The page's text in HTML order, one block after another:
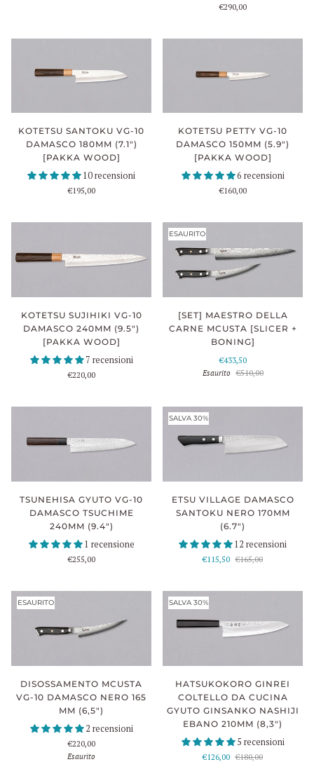
€290,00
KOTETSU SANTOKU VG-10
DAMASCO 180MM (7.1")
[PAKKA WOOD]
10 recensioni
€195,00
KOTETSU PETTY VG-10
DAMASCO 150MM (5.9")
[PAKKA WOOD]
6 recensioni
€160,00
KOTETSU SUJIHIKI VG-10
DAMASCO 240MM (9.5")
[PAKKA WOOD]
7 recensioni
€220,00
ESAURITO
[SET] MAESTRO DELLA
CARNE MCUSTA [SLICER +
BONING]
€433,50
Esaurito €510,00
TSUNEHISA GYUTO VG-10
DAMASCO TSUCHIME
240MM (9.4")
1 recensione
€255,00
SALVA 30%
ETSU VILLAGE DAMASCO
SANTOKU NERO 170MM
(6.7")
12 recensioni
€115,50 €165,00
ESAURITO
DISOSSAMENTO MCUSTA
VG-10 DAMASCO NERO 165
MM (6,5")
2 recensioni
€220,00
Esaurito
SALVA 30%
HATSUKOKORO GINREI
COLTELLO DA CUCINA
GYUTO GINSANKO NASHIJI
EBANO 210MM (8,3")
5 recensioni
€126,00 €180,00